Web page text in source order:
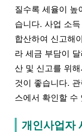
질수록 세율이 높
습니다. 사업 소
합산하여 신고해
라 세금 부담이
산 및 신고를 위
것이 좋습니다.
스에서 확인할 수
개인사업자